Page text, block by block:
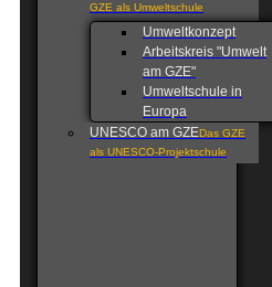
GZE als Umweltschule
Umweltkonzept
Arbeitskreis "Umwelt
am GZE"
Umweltschule in
Europa
UNESCO am GZEDas GZE
als UNESCO-Projektschule